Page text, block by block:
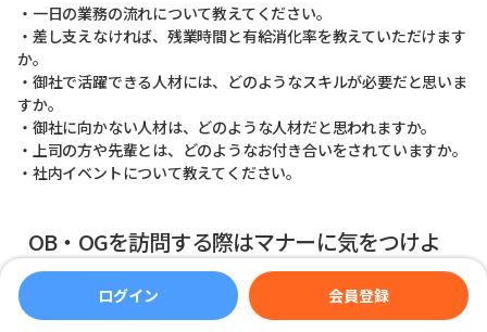
・一日の業務の流れについて教えてください。
・差し支えなければ、残業時間と有給消化率を教えていただけます
か。
・御社で活躍できる人材には、どのようなスキルが必要だと思いま
すか。
・御社に向かない人材は、どのような人材だと思われますか。
・上司の方や先輩とは、どのようなお付き合いをされていますか。
・社内イベントについて教えてください。
OB・OGを訪問する際はマナーに気をつけよ
う
ログイン 会員登録